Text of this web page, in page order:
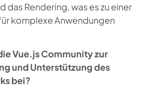
das Rendering, was es zu einer
komplexe Anwendungen
Vue.js Community zur
und Unterstützung des
bei?